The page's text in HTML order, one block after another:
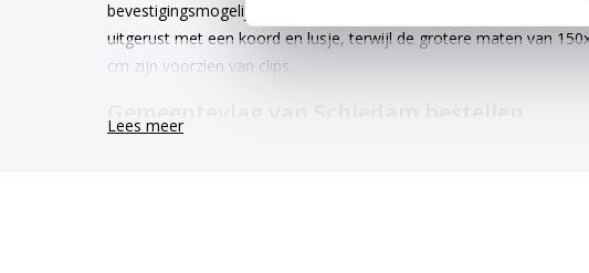
bevestigingsmogelijkheden. De vlaggen van 40x60 cm, 70x100 cm
uitgerust met een koord en lusje, terwijl de grotere maten van
cm zijn voorzien van clips.
Lees meer